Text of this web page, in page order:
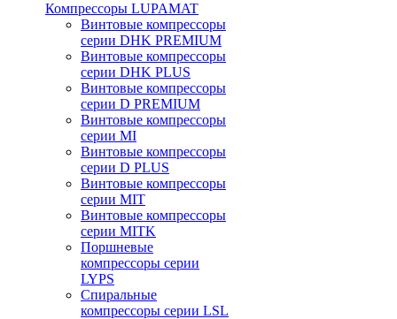
Компрессоры LUPAMAT
Винтовые компрессоры
серии DHK PREMIUM
Винтовые компрессоры
серии DHK PLUS
Винтовые компрессоры
серии D PREMIUM
Винтовые компрессоры
серии MI
Винтовые компрессоры
серии D PLUS
Винтовые компрессоры
серии MIT
Винтовые компрессоры
серии MITK
Поршневые
компрессоры серии
LYPS
Спиральные
компрессоры серии LSL